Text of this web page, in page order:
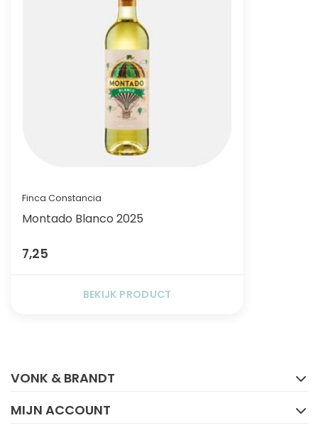
Finca Constancia
Montado Blanco 2025
7,25
BEKIJK PRODUCT
VONK & BRANDT
MIJN ACCOUNT